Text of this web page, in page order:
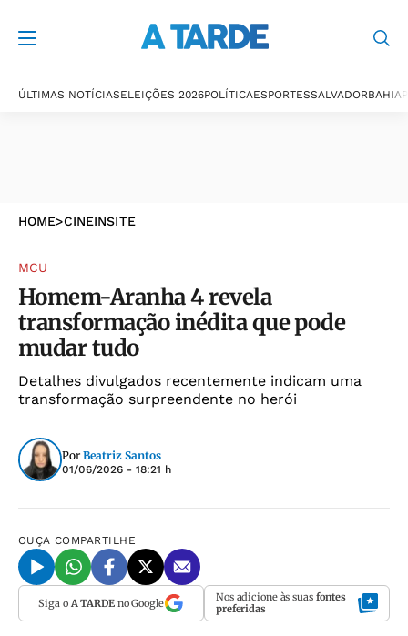
ÚLTIMAS NOTÍCIASELEIÇÕES 2026POLÍTICAESPORTESSALVADORBAHIA
HOME>CINEINSITE
MCU
Homem-Aranha 4 revela
transformação inédita que pode
mudar tudo
Detalhes divulgados recentemente indicam uma
transformação surpreendente no herói
Por Beatriz Santos
01/06/2026 - 18:21 h
OUÇA COMPARTILHE
Siga o A TARDEno Google Nos adicione às suas fontes
preferidas